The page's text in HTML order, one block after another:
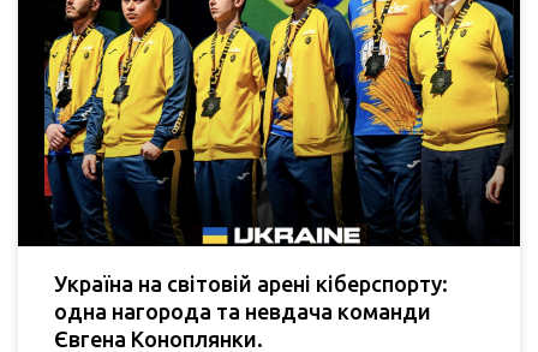
Україна на світовій арені кіберспорту:
одна нагорода та невдача команди
Євгена Коноплянки.